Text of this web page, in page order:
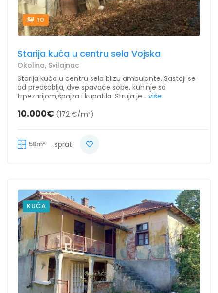
10
Starija kuća u centru sela Vojska
Okolina, Svilajnac
Starija kuća u centru sela blizu ambulante. Sastoji se
od predsoblja, dve spavaće sobe, kuhinje sa
trpezarijom,špajza i kupatila. Struja je... više
10.000€ (172 €/m²)
58m² .sprat
KUĆA